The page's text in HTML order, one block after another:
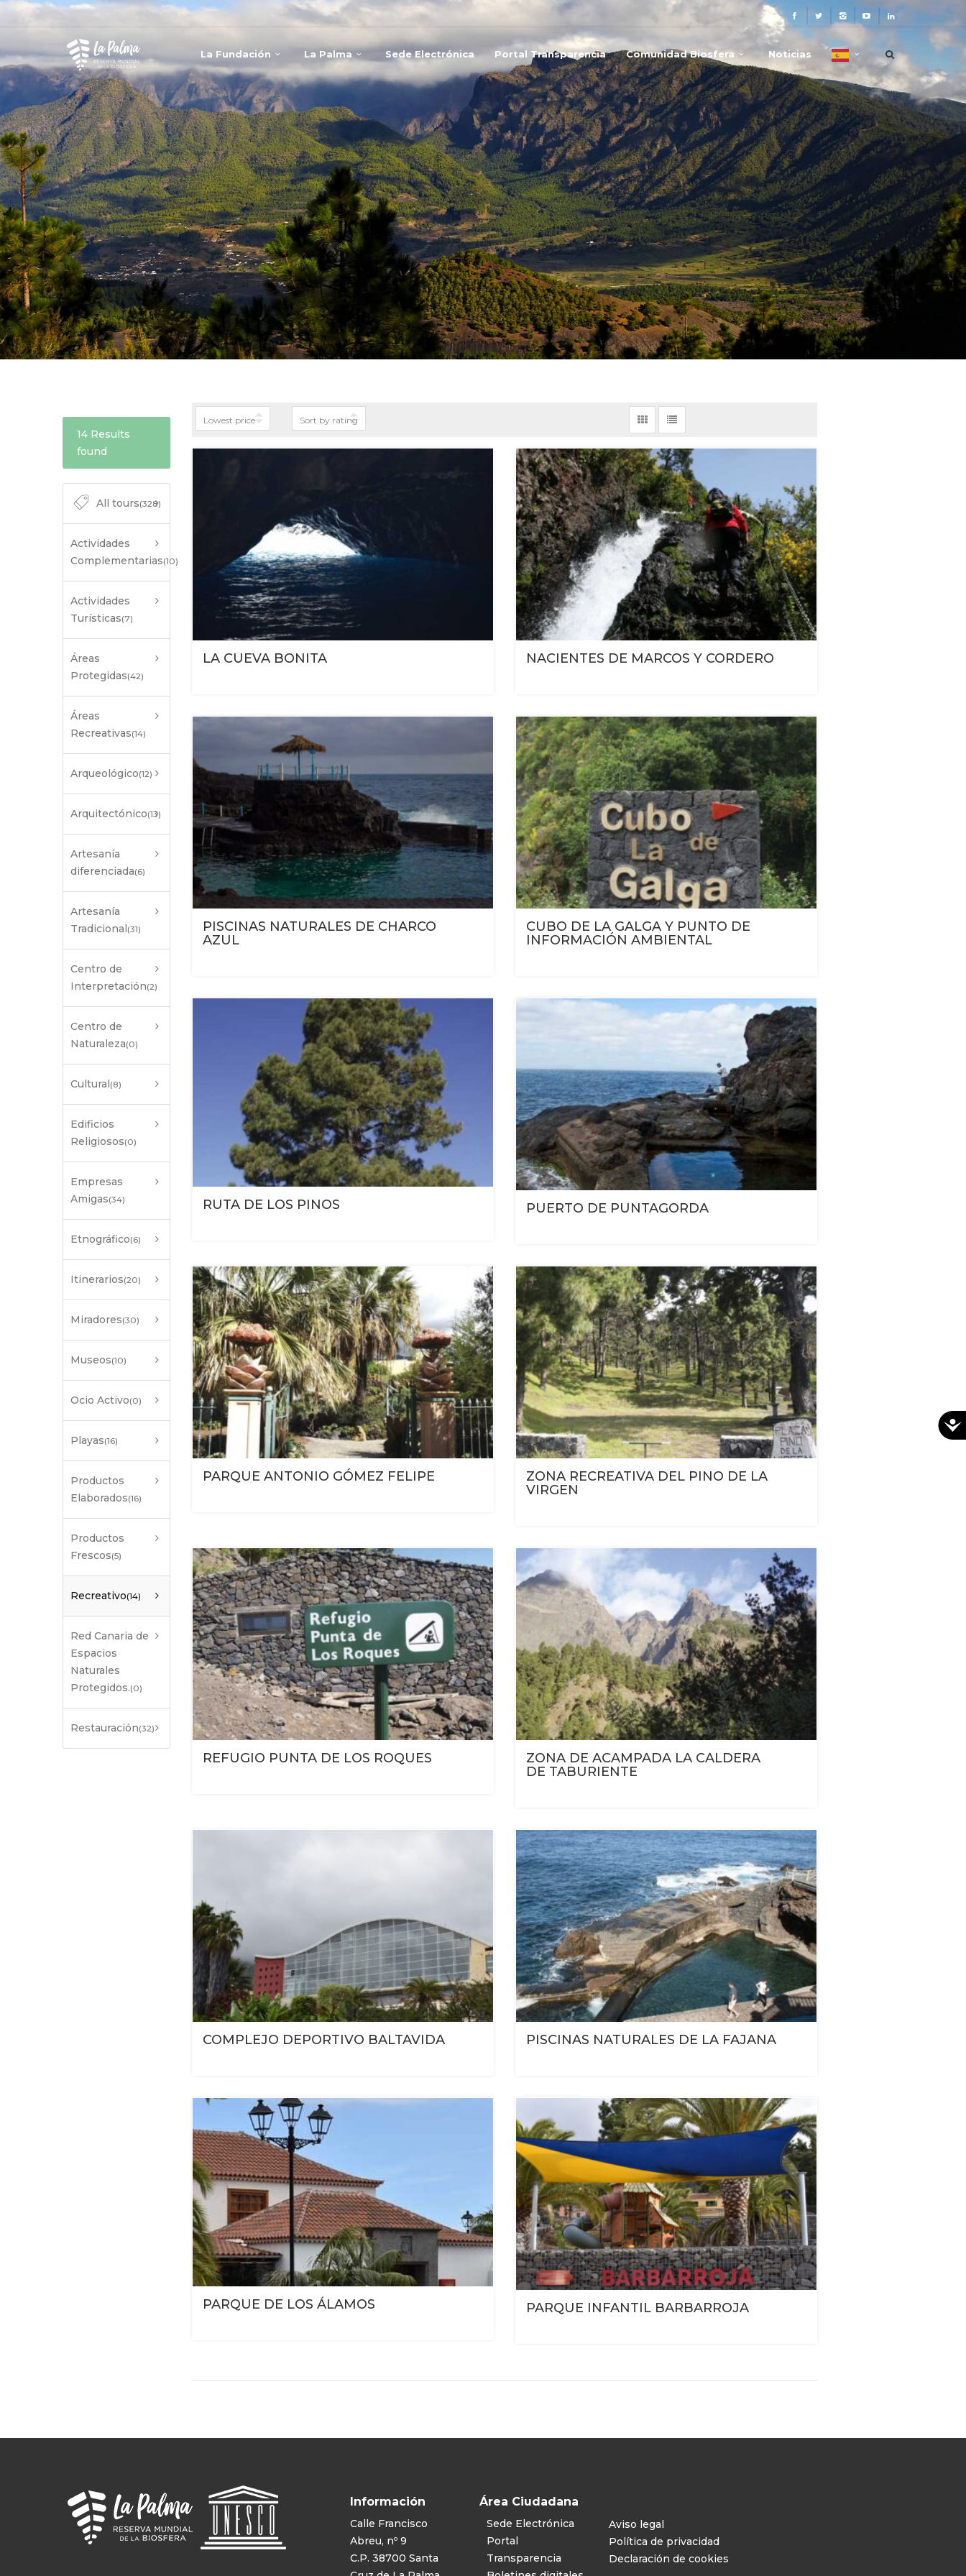
La Fundación La Palma Sede Electrónica Portal Transparencia Comunidad Biosfera Noticias
14 Results
found
All tours(328)
Actividades
Complementarias(10)
Actividades
Turísticas(7)
Áreas
Protegidas(42)
Áreas
Recreativas(14)
Arqueológico(12)
Arquitectónico(13)
Artesanía
diferenciada(6)
Artesanía
Tradicional(31)
Centro de
Interpretación(2)
Centro de
Naturaleza(0)
Cultural(8)
Edificios
Religiosos(0)
Empresas
Amigas(34)
Etnográfico(6)
Itinerarios(20)
Miradores(30)
Museos(10)
Ocio Activo(0)
Playas(16)
Productos
Elaborados(16)
Productos
Frescos(5)
Recreativo(14)
Red Canaria de
Espacios
Naturales
Protegidos.(0)
Restauración(32)
LA CUEVA BONITA NACIENTES DE MARCOS Y CORDERO
PISCINAS NATURALES DE CHARCO
AZUL
CUBO DE LA GALGA Y PUNTO DE
INFORMACIÓN AMBIENTAL
RUTA DE LOS PINOS PUERTO DE PUNTAGORDA
PARQUE ANTONIO GÓMEZ FELIPE
ZONA RECREATIVA DEL PINO DE LA
VIRGEN
REFUGIO PUNTA DE LOS ROQUES
ZONA DE ACAMPADA LA CALDERA
DE TABURIENTE
COMPLEJO DEPORTIVO BALTAVIDA PISCINAS NATURALES DE LA FAJANA
PARQUE DE LOS ÁLAMOS PARQUE INFANTIL BARBARROJA
Información
Calle Francisco
Abreu, nº 9
C.P. 38700 Santa
Área Ciudadana
Sede Electrónica
Portal
Transparencia
Aviso legal
Política de privacidad
Declaración de cookies